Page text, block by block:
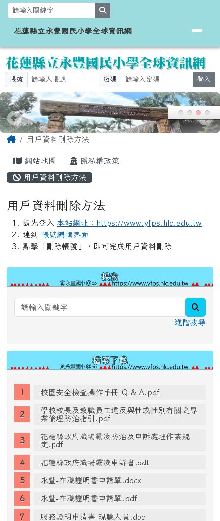
跳至主內容區
花蓮縣立永豐國民小學全球資訊網
花蓮縣立永豐國民小學全球資訊網
帳號 密碼 登入
主內容區域
Home用戶資料刪除方法
網站地圖 隱私權政策
用戶資料刪除方法
用戶資料刪除方法
請先登入 本站網址：https://www.yfps.hlc.edu.tw
連到 帳號編輯界面
點擊「刪除帳號」，即可完成用戶資料刪除
搜索
進階搜尋
檔案下載
校園安全檢查操作手冊 Q & A.pdf
學校校長及教職員工違反與性或性別有關之專
業倫理防治指引.pdf
花蓮縣政府職場霸凌防治及申訴處理作業規
定.pdf
花蓮縣政府職場霸凌申訴書.odt
永豐-在職證明書申請單.docx
永豐-在職證明書申請單.pdf
服務證明申請書-現職人員.doc
頁尾區域